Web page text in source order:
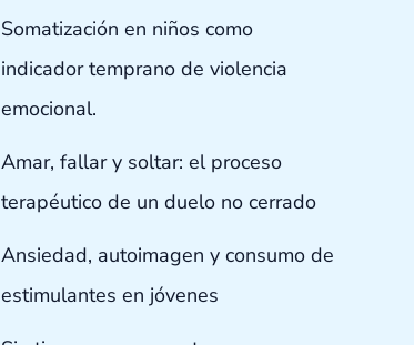
Somatización en niños como
indicador temprano de violencia
emocional.
Amar, fallar y soltar: el proceso
terapéutico de un duelo no cerrado
Ansiedad, autoimagen y consumo de
estimulantes en jóvenes